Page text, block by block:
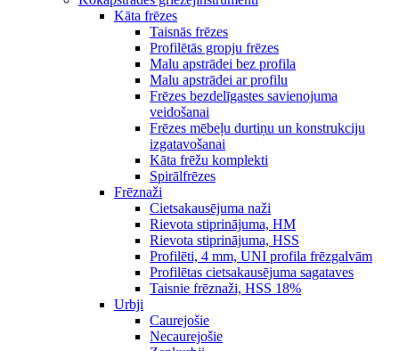
Kāta frēzes
Taisnās frēzes
Profilētās gropju frēzes
Malu apstrādei bez profila
Malu apstrādei ar profilu
Frēzes bezdelīgastes savienojuma
veidošanai
Frēzes mēbeļu durtiņu un konstrukciju
izgatavošanai
Kāta frēžu komplekti
Spirālfrēzes
Frēznaži
Cietsakausējuma naži
Rievota stiprinājuma, HM
Rievota stiprinājuma, HSS
Profilēti, 4 mm, UNI profila frēzgalvām
Profilētas cietsakausējuma sagataves
Taisnie frēznaži, HSS 18%
Urbji
Caurejošie
Necaurejošie